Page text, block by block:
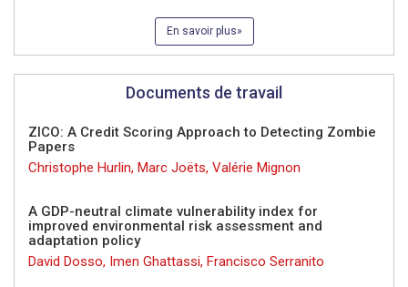
En savoir plus
Documents de travail
ZICO: A Credit Scoring Approach to Detecting Zombie
Papers
Christophe Hurlin, Marc Joëts, Valérie Mignon
A GDP-neutral climate vulnerability index for
improved environmental risk assessment and
adaptation policy
David Dosso, Imen Ghattassi, Francisco Serranito